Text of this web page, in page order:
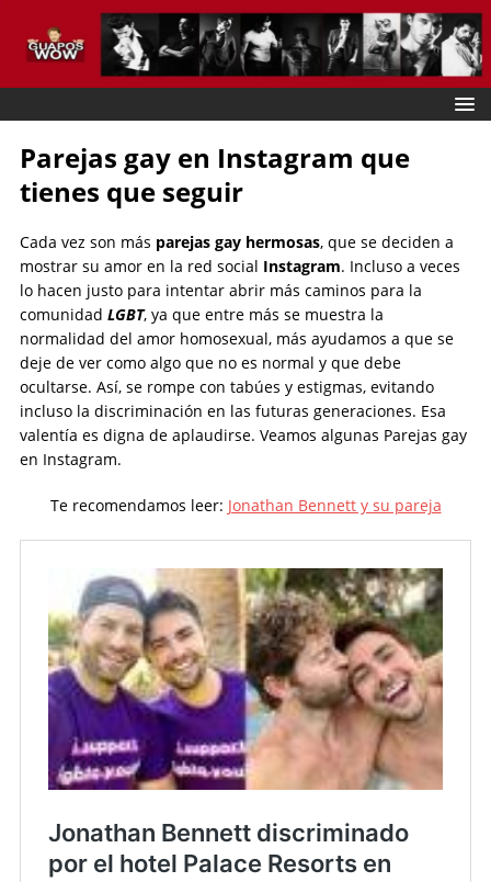
Parejas gay en Instagram que
tienes que seguir
Cada vez son más parejas gay hermosas, que se deciden a
mostrar su amor en la red social Instagram. Incluso a veces
lo hacen justo para intentar abrir más caminos para la
comunidad LGBT, ya que entre más se muestra la
normalidad del amor homosexual, más ayudamos a que se
deje de ver como algo que no es normal y que debe
ocultarse. Así, se rompe con tabúes y estigmas, evitando
incluso la discriminación en las futuras generaciones. Esa
valentía es digna de aplaudirse. Veamos algunas Parejas gay
en Instagram.
Te recomendamos leer: Jonathan Bennett y su pareja